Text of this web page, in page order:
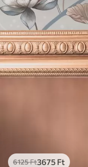
6125Ft3675 Ft